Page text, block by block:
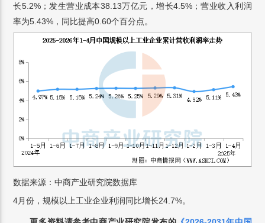
长5.2%；发生营业成本38.13万亿元，增长4.5%；营业收入利润
率为5.43%，同比提高0.60个百分点。
数据来源：中商产业研究院数据库
4月份，规模以上工业企业利润同比增长24.7%。